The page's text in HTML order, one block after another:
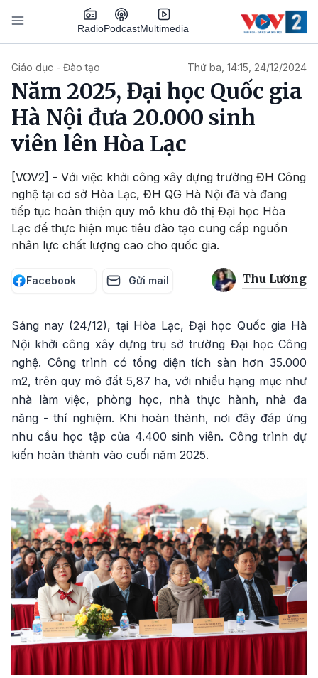
Nhảy đến nội dung
RadioPodcastMultimedia
Giáo dục - Đào tạo Thứ ba, 14:15, 24/12/2024
Năm 2025, Đại học Quốc gia
Hà Nội đưa 20.000 sinh
viên lên Hòa Lạc
[VOV2] - Với việc khởi công xây dựng trường ĐH Công
nghệ tại cơ sở Hòa Lạc, ĐH QG Hà Nội đã và đang
tiếp tục hoàn thiện quy mô khu đô thị Đại học Hòa
Lạc để thực hiện mục tiêu đào tạo cung cấp nguồn
nhân lực chất lượng cao cho quốc gia.
Facebook Gửi mail Thu Lương
Sáng nay (24/12), tại Hòa Lạc, Đại học Quốc gia Hà
Nội khởi công xây dựng trụ sở trường Đại học Công
nghệ. Công trình có tổng diện tích sàn hơn 35.000
m2, trên quy mô đất 5,87 ha, với nhiều hạng mục như
nhà làm việc, phòng học, nhà thực hành, nhà đa
năng - thí nghiệm. Khi hoàn thành, nơi đây đáp ứng
nhu cầu học tập của 4.400 sinh viên. Công trình dự
kiến hoàn thành vào cuối năm 2025.